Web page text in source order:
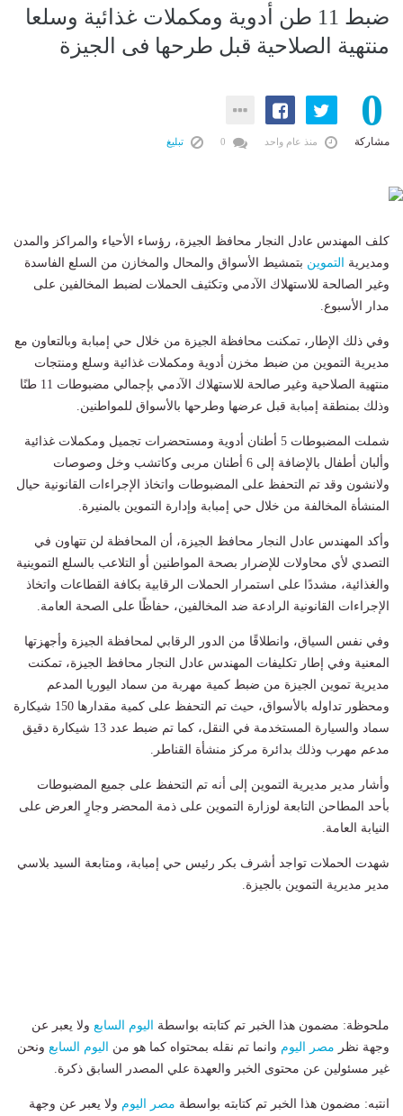
ضبط 11 طن أدوية ومكملات غذائية وسلعا
منتهية الصلاحية قبل طرحها فى الجيزة
0
مشاركة منذ عام واحد تبليغ
كلف المهندس عادل النجار محافظ الجيزة، رؤساء الأحياء والمراكز والمدن
ومديرية
التموين بتمشيط الأسواق والمحال والمخازن من السلع الفاسدة
وغير الصالحة للاستهلاك الآدمي وتكثيف الحملات لضبط المخالفين على
مدار الأسبوع.
وفي ذلك الإطار، تمكنت محافظة الجيزة من خلال حي إمبابة وبالتعاون مع
مديرية التموين من ضبط مخزن أدوية ومكملات غذائية وسلع ومنتجات
منتهية الصلاحية وغير صالحة للاستهلاك الآدمي بإجمالي مضبوطات 11 طنًا
وذلك بمنطقة إمبابة قبل عرضها وطرحها بالأسواق للمواطنين.
شملت المضبوطات 5 أطنان أدوية ومستحضرات تجميل ومكملات غذائية
وألبان أطفال بالإضافة إلى 6 أطنان مربى وكاتشب وخل وصوصات
ولانشون وقد تم التحفظ على المضبوطات واتخاذ الإجراءات القانونية حيال
المنشأة المخالفة من خلال حي إمبابة وإدارة التموين بالمنيرة.
وأكد المهندس عادل النجار محافظ الجيزة، أن المحافظة لن تتهاون في
التصدي لأي محاولات للإضرار بصحة المواطنين أو التلاعب بالسلع التموينية
والغذائية، مشددًا على استمرار الحملات الرقابية بكافة القطاعات واتخاذ
الإجراءات القانونية الرادعة ضد المخالفين، حفاظًا على الصحة العامة.
وفي نفس السياق، وانطلاقًا من الدور الرقابي لمحافظة الجيزة وأجهزتها
المعنية وفي إطار تكليفات المهندس عادل النجار محافظ الجيزة، تمكنت
مديرية تموين الجيزة من ضبط كمية مهربة من سماد اليوريا المدعم
ومحظور تداوله بالأسواق، حيث تم التحفظ على كمية مقدارها 150 شيكارة
سماد والسيارة المستخدمة في النقل، كما تم ضبط عدد 13 شيكارة دقيق
مدعم مهرب وذلك بدائرة مركز منشأة القناطر.
وأشار مدير مديرية التموين إلى أنه تم التحفظ على جميع المضبوطات
بأحد المطاحن التابعة لوزارة التموين على ذمة المحضر وجارٍ العرض على
النيابة العامة.
شهدت الحملات تواجد أشرف بكر رئيس حي إمبابة، ومتابعة السيد بلاسي
مدير مديرية التموين بالجيزة.
ملحوظة: مضمون هذا الخبر تم كتابته بواسطة اليوم السابع ولا يعبر عن
وجهة نظر مصر اليوم وانما تم نقله بمحتواه كما هو من اليوم السابع ونحن
غير مسئولين عن محتوى الخبر والعهدة علي المصدر السابق ذكرة.
انتبه: مضمون هذا الخبر تم كتابته بواسطة مصر اليوم ولا يعبر عن وجهة